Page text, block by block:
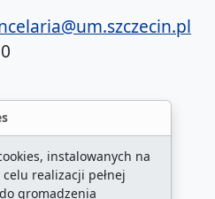
instalowanych na
realizacji pełnej
gromadzenia